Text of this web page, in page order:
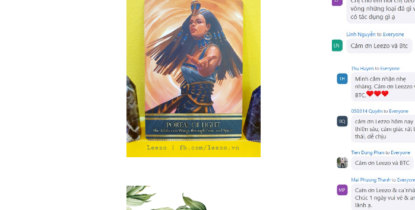
...................................................................................